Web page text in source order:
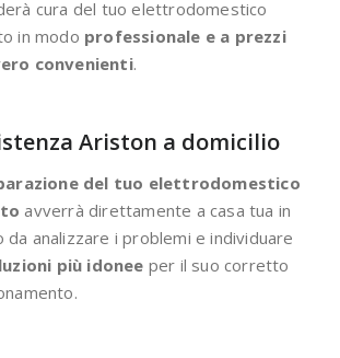
cura del tuo elettrodomestico
in modo professionale e a prezzi
convenienti.
Ariston a domicilio
del tuo elettrodomestico
avverrà direttamente a casa tua in
da analizzare i problemi e individuare
più idonee per il suo corretto